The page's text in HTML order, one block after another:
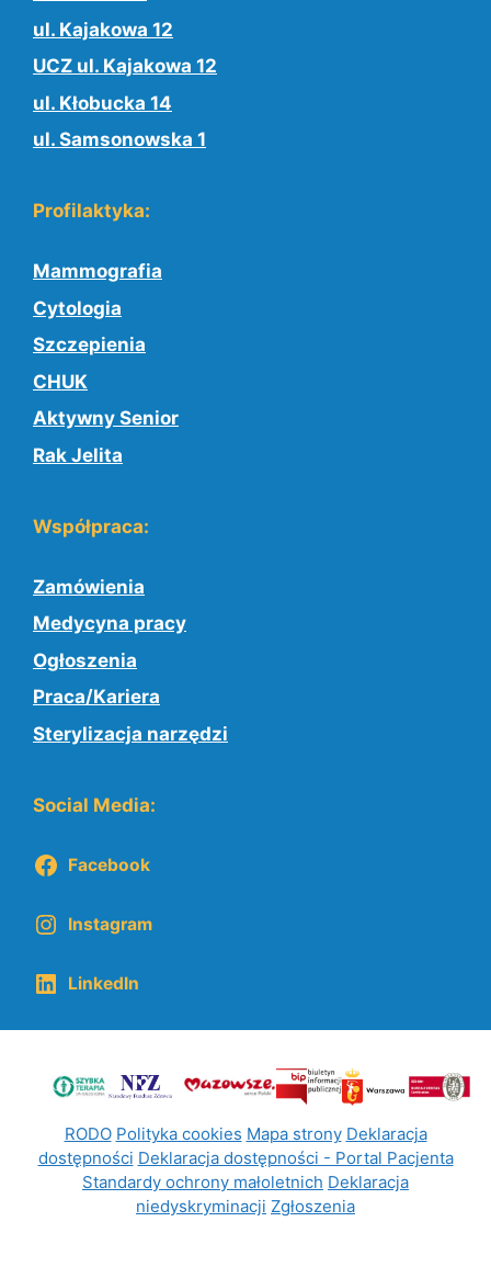
ul. Kajakowa 12
UCZ ul. Kajakowa 12
ul. Kłobucka 14
ul. Samsonowska 1
Profilaktyka:
Mammografia
Cytologia
Szczepienia
CHUK
Aktywny Senior
Rak Jelita
Współpraca:
Zamówienia
Medycyna pracy
Ogłoszenia
Praca/Kariera
Sterylizacja narzędzi
Social Media:
Facebook
Instagram
LinkedIn
RODO Polityka cookies Mapa strony Deklaracja
dostępności Deklaracja dostępności - Portal Pacjenta
Standardy ochrony małoletnich Deklaracja
niedyskryminacji Zgłoszenia